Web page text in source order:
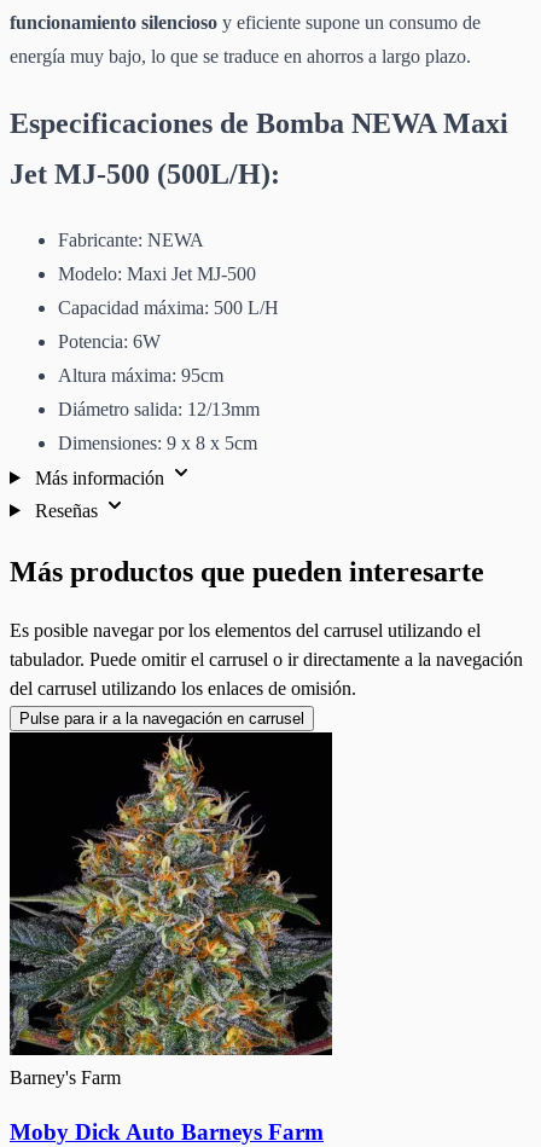
funcionamiento silencioso y eficiente supone un consumo de
energía muy bajo, lo que se traduce en ahorros a largo plazo.
Especificaciones de Bomba NEWA Maxi
Jet MJ-500 (500L/H):
Fabricante: NEWA
Modelo: Maxi Jet MJ-500
Capacidad máxima: 500 L/H
Potencia: 6W
Altura máxima: 95cm
Diámetro salida: 12/13mm
Dimensiones: 9 x 8 x 5cm
Más información
Reseñas
Más productos que pueden interesarte
Es posible navegar por los elementos del carrusel utilizando el
tabulador. Puede omitir el carrusel o ir directamente a la navegación
del carrusel utilizando los enlaces de omisión.
Pulse para ir a la navegación en carrusel
Barney's Farm
Moby Dick Auto Barneys Farm